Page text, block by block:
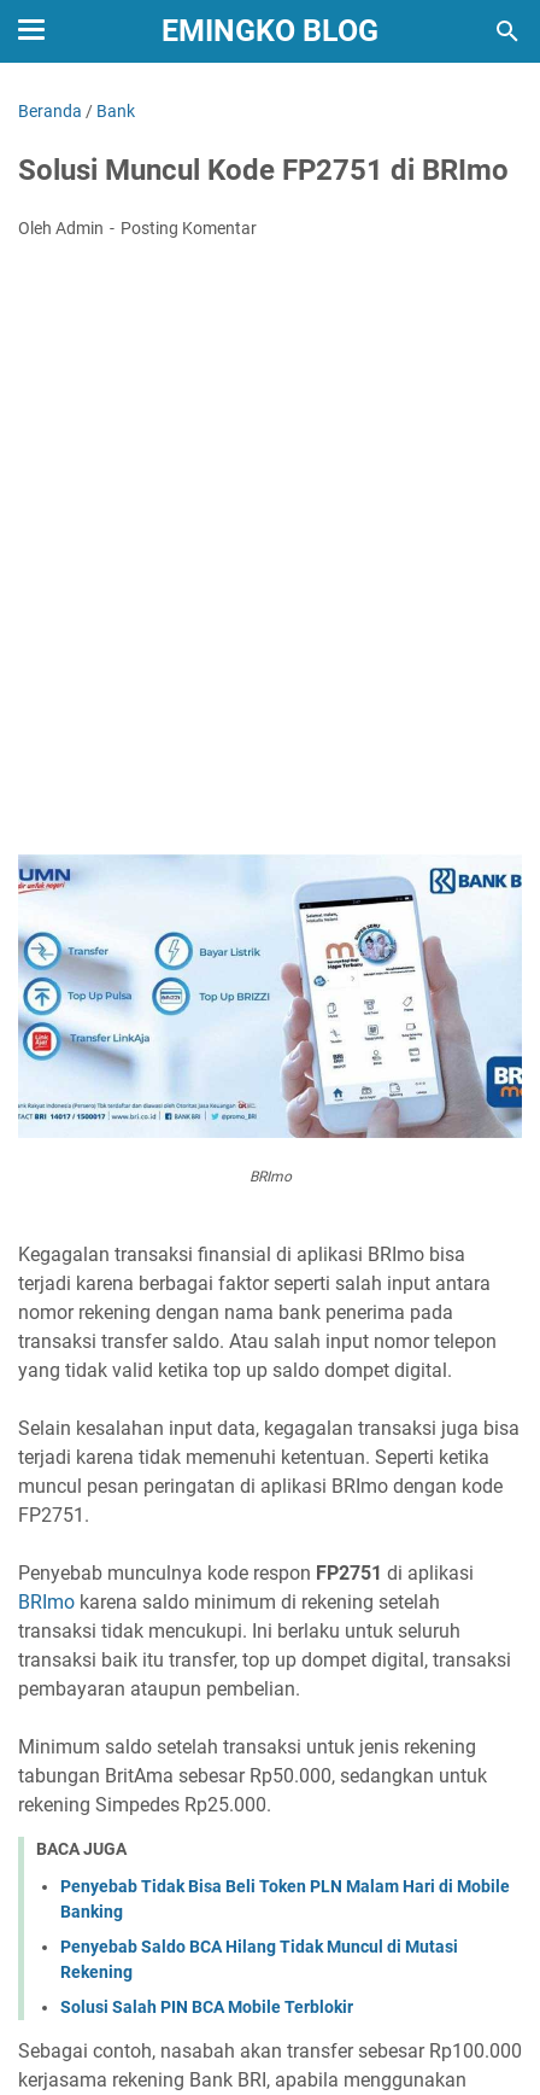
EMINGKO BLOG
Beranda / Bank
Solusi Muncul Kode FP2751 di BRImo
Oleh Admin Posting Komentar
BRImo
Kegagalan transaksi finansial di aplikasi BRImo bisa
terjadi karena berbagai faktor seperti salah input antara
nomor rekening dengan nama bank penerima pada
transaksi transfer saldo. Atau salah input nomor telepon
yang tidak valid ketika top up saldo dompet digital.
Selain kesalahan input data, kegagalan transaksi juga bisa
terjadi karena tidak memenuhi ketentuan. Seperti ketika
muncul pesan peringatan di aplikasi BRImo dengan kode
FP2751.
Penyebab munculnya kode respon FP2751 di aplikasi
BRImo karena saldo minimum di rekening setelah
transaksi tidak mencukupi. Ini berlaku untuk seluruh
transaksi baik itu transfer, top up dompet digital, transaksi
pembayaran ataupun pembelian.
Minimum saldo setelah transaksi untuk jenis rekening
tabungan BritAma sebesar Rp50.000, sedangkan untuk
rekening Simpedes Rp25.000.
BACA JUGA
Penyebab Tidak Bisa Beli Token PLN Malam Hari di Mobile
Banking
Penyebab Saldo BCA Hilang Tidak Muncul di Mutasi
Rekening
Solusi Salah PIN BCA Mobile Terblokir
Sebagai contoh, nasabah akan transfer sebesar Rp100.000
kerjasama rekening Bank BRI, apabila menggunakan